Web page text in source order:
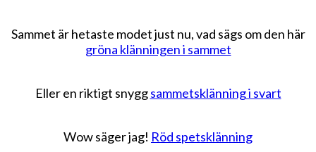
Sammet är hetaste modet just nu, vad sägs om den här
gröna klänningen i sammet
Eller en riktigt snyggsammetsklänning i svart
Wow säger jag! Röd spetsklänning